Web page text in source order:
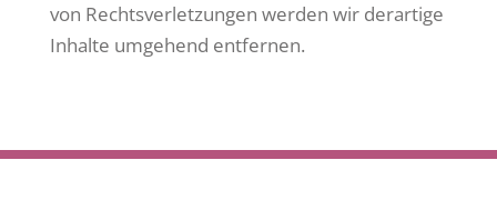
von Rechtsverletzungen werden wir derartige
Inhalte umgehend entfernen.